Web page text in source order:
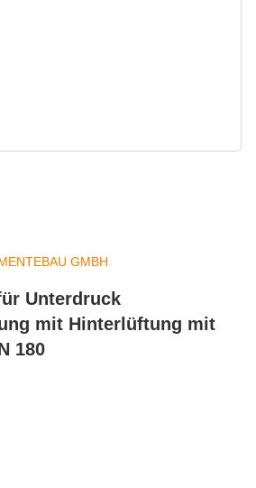
GMBH
Unterdruck
mit Hinterlüftung mit
180